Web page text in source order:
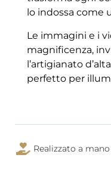
lo indossa come
Le immagini e i
magnificenza,
l’artigianato
perfetto per
Realizzato a